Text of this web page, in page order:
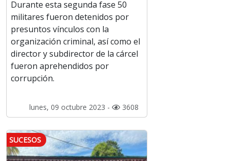
Durante esta segunda fase 50
militares fueron detenidos por
presuntos vínculos con la
organización criminal, así como el
director y subdirector de la cárcel
fueron aprehendidos por
corrupción.
lunes, 09 octubre 2023 - 3608
SUCESOS